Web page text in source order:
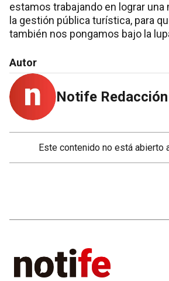
estamos trabajando en lograr una
la gestión pública turística, para
también nos pongamos bajo la
Autor
Notife Redacción
Este contenido no está abierto